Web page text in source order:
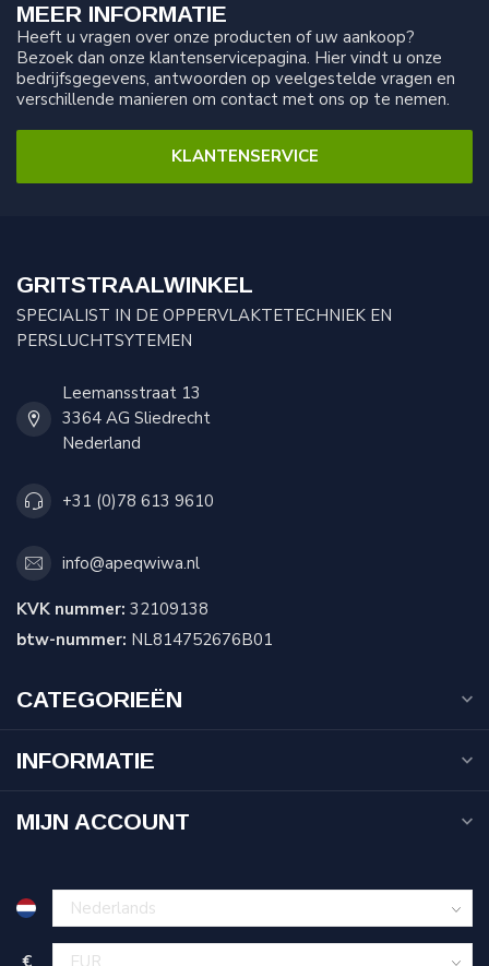
MEER INFORMATIE
Heeft u vragen over onze producten of uw aankoop?
Bezoek dan onze klantenservicepagina. Hier vindt u onze
bedrijfsgegevens, antwoorden op veelgestelde vragen en
verschillende manieren om contact met ons op te nemen.
KLANTENSERVICE
GRITSTRAALWINKEL
SPECIALIST IN DE OPPERVLAKTETECHNIEK EN
PERSLUCHTSYTEMEN
Leemansstraat 13
3364 AG Sliedrecht
Nederland
+31 (0)78 613 9610
info@apeqwiwa.nl
KVK nummer: 32109138
btw-nummer: NL814752676B01
CATEGORIEËN
INFORMATIE
MIJN ACCOUNT
€